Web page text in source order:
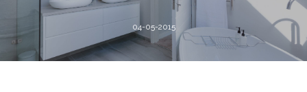
04-05-2015